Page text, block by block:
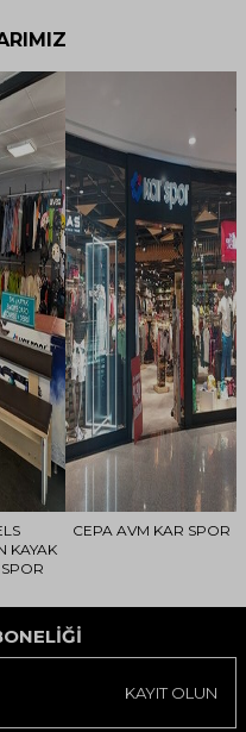
KAYAK
CEPA AVM KAR SPOR
KAYIT OLUN